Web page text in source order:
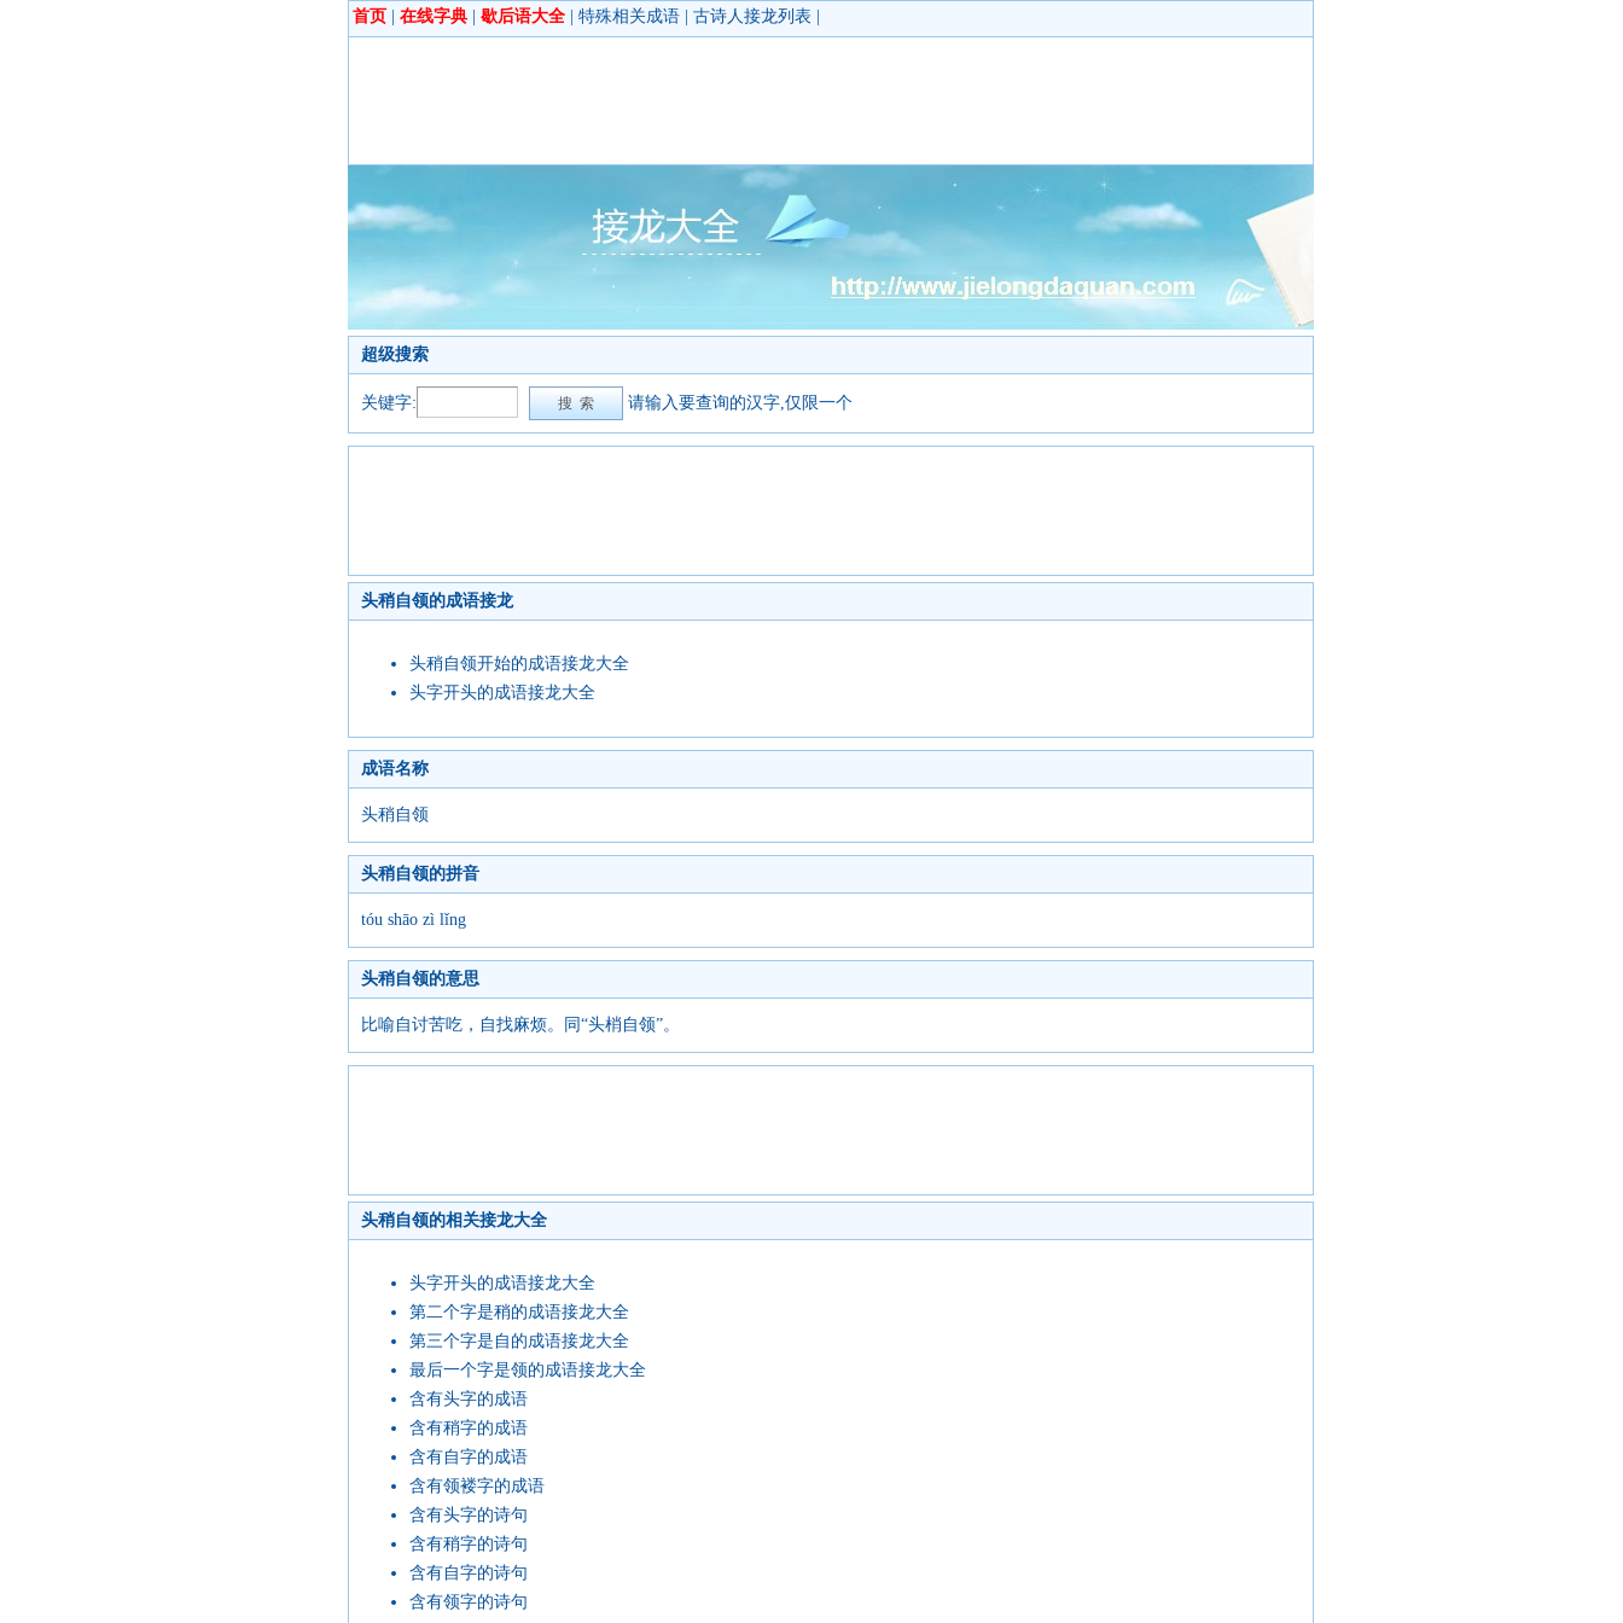
首页 在线字典 歇后语大全 特殊相关成语 古诗人接龙列表
超级搜索
关键字: 请输入要查询的汉字,仅限一个
头稍自领的成语接龙
头稍自领开始的成语接龙大全
头字开头的成语接龙大全
成语名称
头稍自领
头稍自领的拼音
tóu shāo zì lǐng
头稍自领的意思
比喻自讨苦吃，自找麻烦。同“头梢自领”。
头稍自领的相关接龙大全
头字开头的成语接龙大全
第二个字是稍的成语接龙大全
第三个字是自的成语接龙大全
最后一个字是领的成语接龙大全
含有头字的成语
含有稍字的成语
含有自字的成语
含有领褛字的成语
含有头字的诗句
含有稍字的诗句
含有自字的诗句
含有领字的诗句